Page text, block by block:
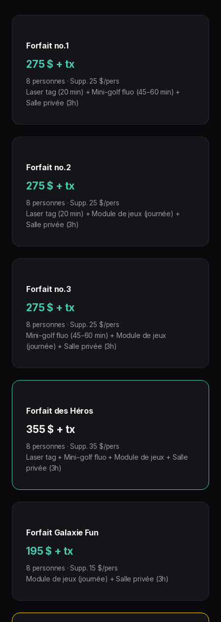
Forfait no.1
275 $ + tx
8 personnes · Supp. 25 $/pers
Laser tag (20 min) + Mini-golf fluo (45-60 min) +
Salle privée (3h)
Forfait no.2
275 $ + tx
8 personnes · Supp. 25 $/pers
Laser tag (20 min) + Module de jeux (journée) +
Salle privée (3h)
Forfait no.3
275 $ + tx
8 personnes · Supp. 25 $/pers
Mini-golf fluo (45-60 min) + Module de jeux
(journée) + Salle privée (3h)
Forfait des Héros
355 $ + tx
8 personnes · Supp. 35 $/pers
Laser tag + Mini-golf fluo + Module de jeux + Salle
privée (3h)
Forfait Galaxie Fun
195 $ + tx
8 personnes · Supp. 15 $/pers
Module de jeux (journée) + Salle privée (3h)